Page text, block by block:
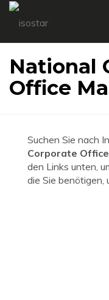
National
Office
Suchen Sie nach
Corporate
den Links unten,
die Sie benötigen,